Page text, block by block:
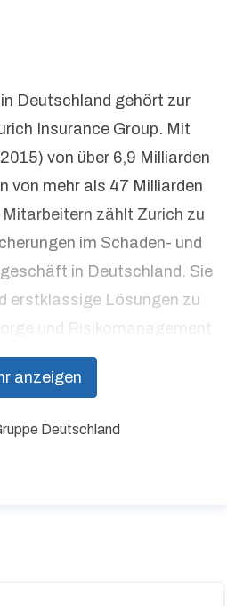
Deutschland gehört zur
Insurance Group. Mit
von über 6,9 Milliarden
von mehr als 47 Milliarden
Mitarbeitern zählt Zurich zu
im Schaden- und
in Deutschland. Sie
erstklassige Lösungen zu
und Risikomanagement
Kundenorientierung
stehen dabei an
anzeigen